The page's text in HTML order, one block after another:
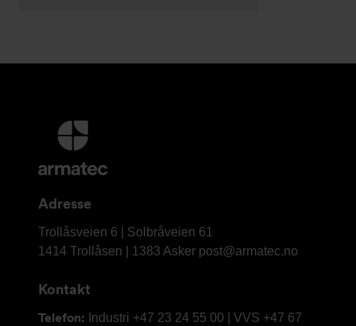
Mer
informasjon
og
Adresse
Armatec
AS
Trollåsveien 6 | Solbråveien 61
1414 Trollåsen | 1383 Asker post@armatec.no
Kontakt
Telefon: Industri +47 23 24 55 00 | VVS +47 67